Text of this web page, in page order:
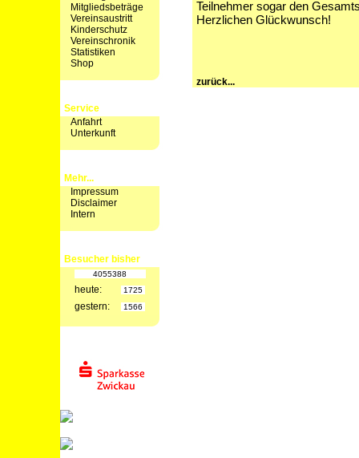
Mitgliedsbeträge
Vereinsaustritt
Kinderschutz
Vereinschronik
Statistiken
Shop
Service
Anfahrt
Unterkunft
Mehr...
Impressum
Disclaimer
Intern
Besucher bisher
4055388
heute: 1725
gestern: 1566
Teilnehmer sogar den
Herzlichen Glückwunsch!
zurück...